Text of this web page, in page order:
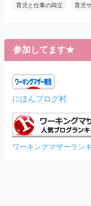
育児と仕事の両立 育児
参加してます★
にほんブログ村
ワーキングマザーラン